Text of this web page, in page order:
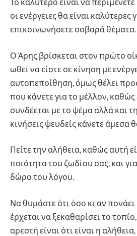
οι ενέργειες θα είναι καλύτερες
επικοινωνήσετε σοβαρά θέματα.
Ο Άρης βρίσκεται στον πρώτο
ωθεί να είστε σε κίνηση με
αυτοπεποίθηση, όμως θέλει
που κάνετε για το μέλλον,
συνδέεται με το ψέμα αλλά και
κινήσεις ψευδείς κάνετε άμεσα
Πείτε την αλήθεια, καθώς αυτή
ποιότητα του ζωδίου σας, και
δώρο του λόγου.
Να θυμάστε ότι όσο κι αν
έρχεται να ξεκαθαρίσει το
αρεστή είναι ότι είναι η